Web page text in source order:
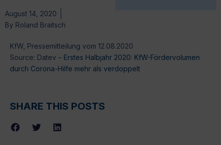
August 14, 2020
By Roland Braitsch
KfW, Pressemitteilung vom 12.08.2020
Source: Datev – Erstes Halbjahr 2020: KfW-Fördervolumen
durch Corona-Hilfe mehr als verdoppelt
SHARE THIS POSTS